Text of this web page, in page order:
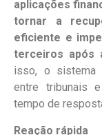
aplicações
tornar a
eficiente e
terceiros após
isso, o sistema
entre tribunais
tempo de
Reação rápida